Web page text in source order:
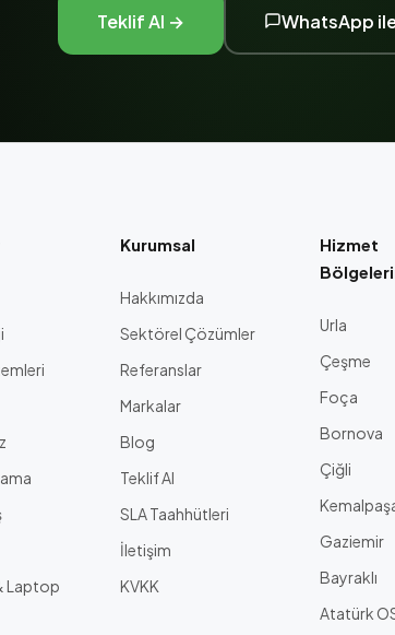
Teklif Al → WhatsApp ile
Laptop
Kurumsal
Hakkımızda
Sektörel Çözümler
Referanslar
Markalar
Blog
Teklif Al
SLA Taahhütleri
İletişim
KVKK
Hizmet
Urla
Çeşme
Foça
Bornova
Çiğli
Gaziemir
Bayraklı
Atatürk